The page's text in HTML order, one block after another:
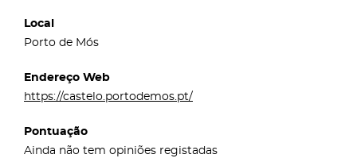
Local
Porto de Mós
Endereço Web
https://castelo.portodemos.pt/
Pontuação
Ainda não tem opiniões registadas